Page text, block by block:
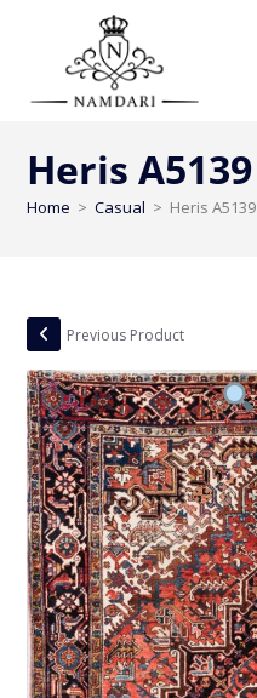
Heris A5139
Home > Casual > Heris A5139
Previous Product